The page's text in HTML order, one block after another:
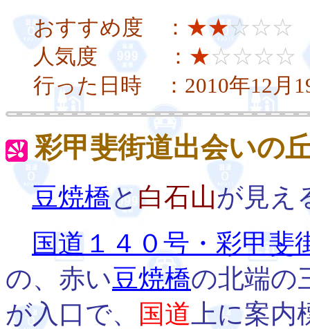
おすすめ度 ： ★★☆☆☆
人気度 ： ★☆☆☆☆
行った日時 ：2010年12月
彩甲斐街道出会いの
豆焼橋と白石山が見え
国道１４０号・彩甲斐
の、赤い豆焼橋の北端の
が入口で、
国道 上に案内